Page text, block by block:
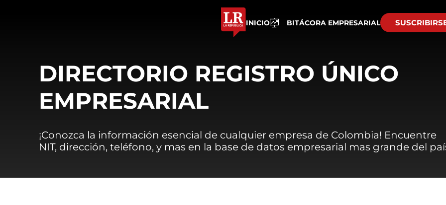
INICIO BITÁCORA EMPRESARIAL
DIRECTORIO REGISTRO ÚNICO
EMPRESARIAL
¡Conozca la información esencial de cualquier empresa de Colombia! Encuentre
NIT, dirección, teléfono, y mas en la base de datos empresarial mas grande del